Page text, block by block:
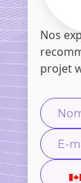
Nos
projet